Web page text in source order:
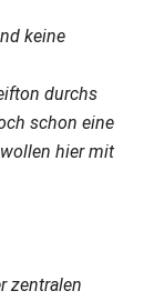
keine
durchs
schon eine
hier mit
zentralen